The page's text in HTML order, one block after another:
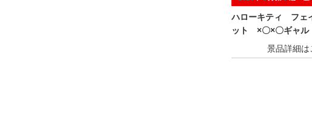
ハローキティ フェ
ット ×〇×〇ギャル